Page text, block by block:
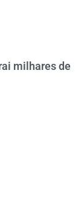
milhares de